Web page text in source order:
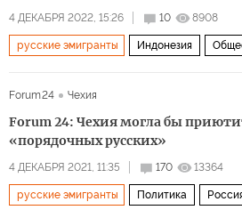
4 ДЕКАБРЯ 2022, 15:26 10 8908
русские эмигранты Индонезия
Forum24 Чехия
Forum 24: Чехия могла бы
«порядочных русских»
4 ДЕКАБРЯ 2021, 11:35 170 13364
русские эмигранты Политика